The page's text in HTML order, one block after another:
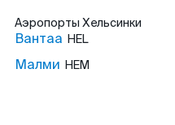
Аэропорты Хельсинки
Вантаа HEL
Малми HEM